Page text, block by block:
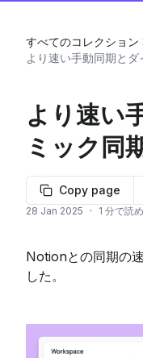
変更履歴
すべてのコレクション
より速い手動同期と
より速い
ミック同
Copy page
28 Jan 2025 · 1 分で読
Notionとの同期の
した。